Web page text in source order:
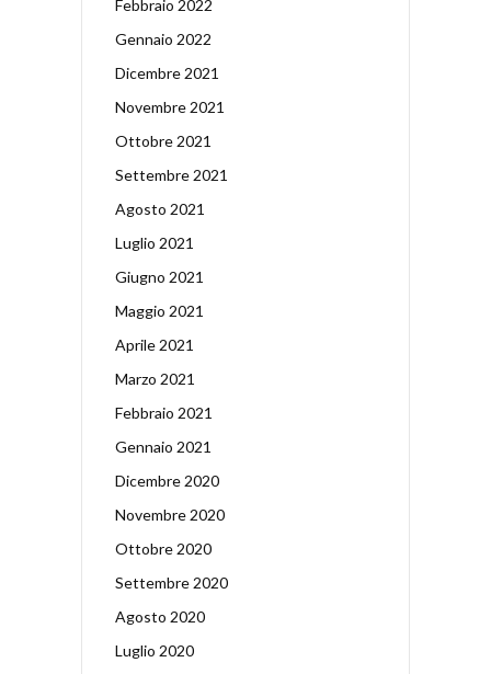
Febbraio 2022
Gennaio 2022
Dicembre 2021
Novembre 2021
Ottobre 2021
Settembre 2021
Agosto 2021
Luglio 2021
Giugno 2021
Maggio 2021
Aprile 2021
Marzo 2021
Febbraio 2021
Gennaio 2021
Dicembre 2020
Novembre 2020
Ottobre 2020
Settembre 2020
Agosto 2020
Luglio 2020